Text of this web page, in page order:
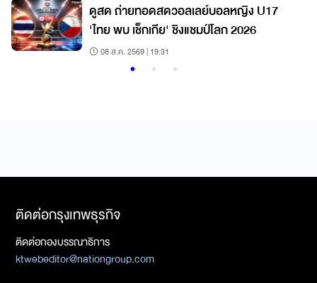
ดูสด ถ่ายทอดสดวอลเลย์บอลหญิง U17
'ไทย พบ เช็กเกีย' ชิงแชมป์โลก 2026
08 ส.ค. 2569 | 19:31
ติดต่อกรุงเทพธุรกิจ
ติดต่อกองบรรณาธิการ
ktwebeditor@nationgroup.com